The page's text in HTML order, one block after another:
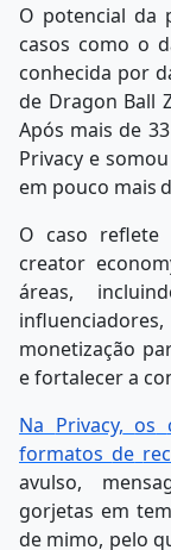
O potencial da
casos como o
conhecida por
de Dragon Ball
Após mais de
Privacy e somou
em pouco mais
O caso reflete
creator
áreas,
influenciadores,
monetização
e fortalecer a
Na Privacy, os
formatos de
avulso,
gorjetas em
de mimo, pelo